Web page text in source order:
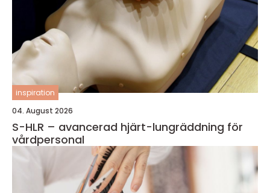
inspiration
04. August 2026
S-HLR – avancerad hjärt-lungräddning för
vårdpersonal